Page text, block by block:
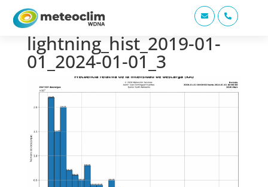
 
lightning_hist_2019-01-
01_2024-01-01_3